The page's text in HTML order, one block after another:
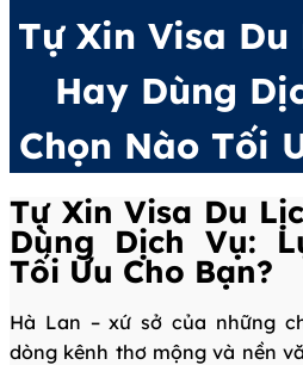
Tự Xin Visa Du
Hay Dùng
Chọn Nào Tối
Tự Xin Visa Du
Dùng Dịch Vụ:
Tối Ưu Cho Bạn?
Hà Lan – xứ sở của những
dòng kênh thơ mộng và nền